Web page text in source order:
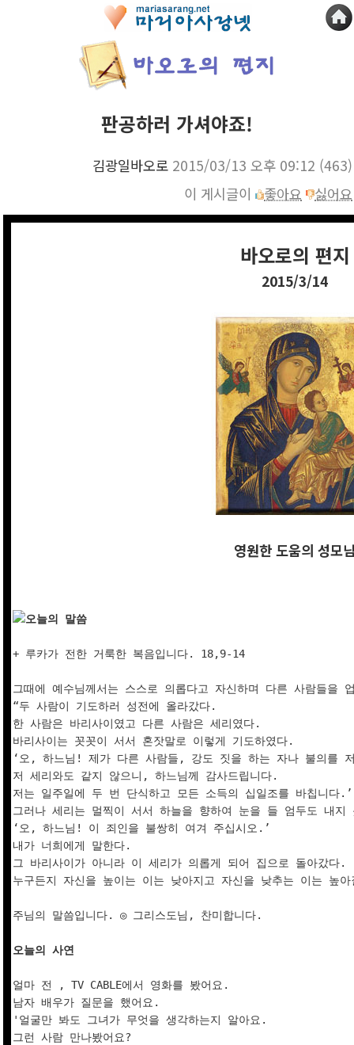
판공하러 가셔야죠!
김광일바오로 2015/03/13 오후 09:12 (463)
이 게시글이
좋아요 싫어요
바오로의 편지
2015/3/14
영원한 도움의 성모
오늘의 말씀
+ 루카가 전한 거룩한 복음입니다. 18,9-14
그때에 예수님께서는 스스로 의롭다고 자신하며 다른 사람들을
“두 사람이 기도하러 성전에 올라갔다.
한 사람은 바리사이였고 다른 사람은 세리였다.
바리사이는 꼿꼿이 서서 혼잣말로 이렇게 기도하였다.
‘오, 하느님! 제가 다른 사람들, 강도 짓을 하는 자나 불의를
저 세리와도 같지 않으니, 하느님께 감사드립니다.
저는 일주일에 두 번 단식하고 모든 소득의 십일조를 바칩니다.’
그러나 세리는 멀찍이 서서 하늘을 향하여 눈을 들 엄두도 내
‘오, 하느님! 이 죄인을 불쌍히 여겨 주십시오.’
내가 너희에게 말한다.
그 바리사이가 아니라 이 세리가 의롭게 되어 집으로 돌아갔다.
누구든지 자신을 높이는 이는 낮아지고 자신을 낮추는 이는 높
주님의 말씀입니다. ◎ 그리스도님, 찬미합니다.
오늘의 사연
얼마 전 , TV CABLE에서 영화를 봤어요.
남자 배우가 질문을 했어요.
'얼굴만 봐도 그녀가 무엇을 생각하는지 알아요.
그런 사람 만나봤어요?